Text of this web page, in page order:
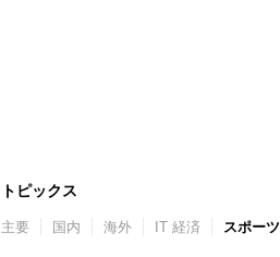
トピックス
主要 国内 海外 IT 経済 スポーツ